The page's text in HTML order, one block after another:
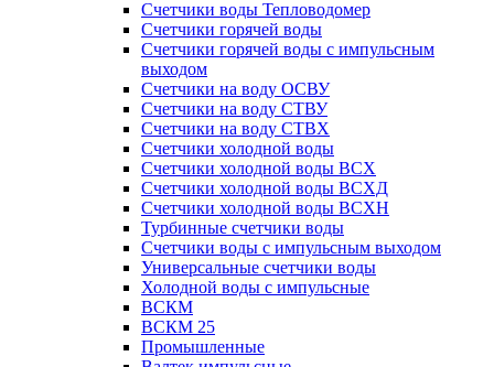
Счетчики воды Тепловодомер
Счетчики горячей воды
Счетчики горячей воды с импульсным
выходом
Счетчики на воду ОСВУ
Счетчики на воду СТВУ
Счетчики на воду СТВХ
Счетчики холодной воды
Счетчики холодной воды ВСХ
Счетчики холодной воды ВСХД
Счетчики холодной воды ВСХН
Турбинные счетчики воды
Счетчики воды с импульсным выходом
Универсальные счетчики воды
Холодной воды с импульсные
ВСКМ
ВСКМ 25
Промышленные